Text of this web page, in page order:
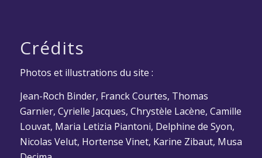
Crédits
Photos et illustrations du site :
Jean-Roch Binder, Franck Courtes, Thomas
Garnier, Cyrielle Jacques, Chrystèle Lacène, Camille
Louvat, Maria Letizia Piantoni, Delphine de Syon,
Nicolas Velut, Hortense Vinet, Karine Zibaut, Musa